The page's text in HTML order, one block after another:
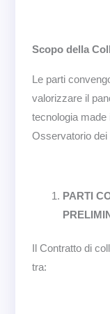
Scopo della
Le parti
valorizzare il
tecnologia made
Osservatorio dei
PARTI
Il Contratto di
tra: